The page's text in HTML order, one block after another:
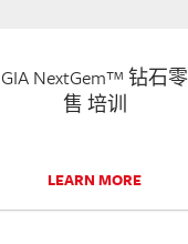
GIA NextGem™ 钻石零
售 培训
LEARN MORE